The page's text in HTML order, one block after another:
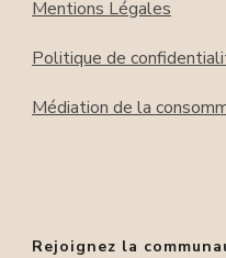
Mentions Légales
Politique de
Médiation de la
Rejoignez la